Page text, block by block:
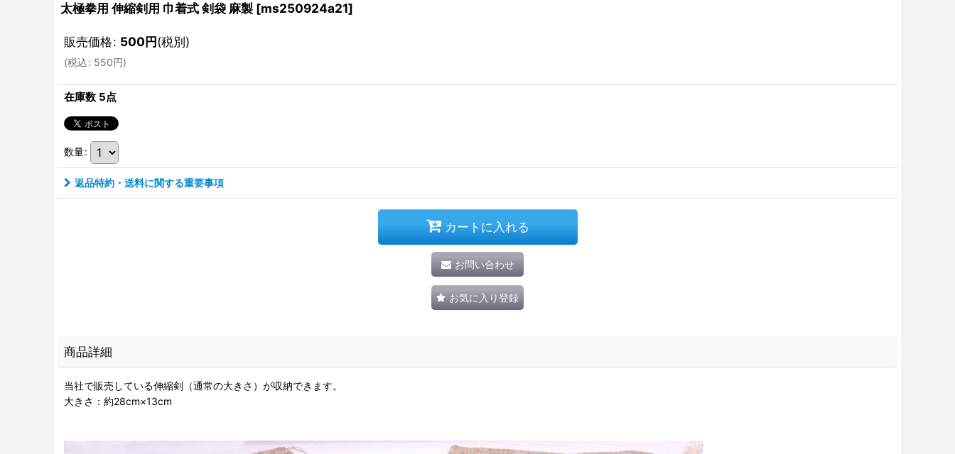
太極拳用 伸縮剣用 巾着式 剣袋 麻製 [ms250924a21]
販売価格: 500円(税別)
(税込: 550円)
在庫数 5点
数量:
返品特約・送料に関する重要事項
カートに入れる
お問い合わせ
お気に入り登録
商品詳細
当社で販売している伸縮剣（通常の大きさ）が収納できます。
大きさ：約28cm×13cm